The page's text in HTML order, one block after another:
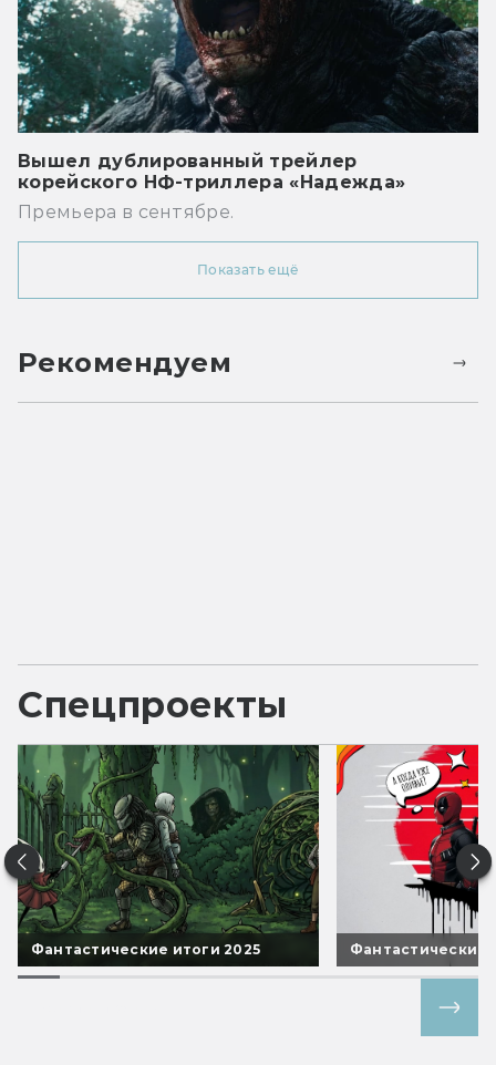
Вышел дублированный трейлер
корейского НФ-триллера «Надежда»
Премьера в сентябре.
Показать ещё
Рекомендуем
Спецпроекты
Фантастические итоги 2025 Фантастические